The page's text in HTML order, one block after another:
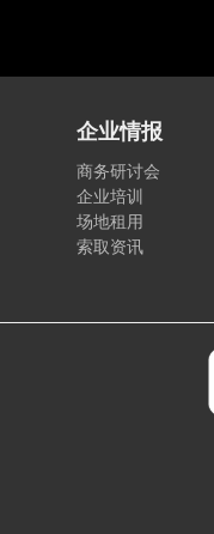
企业情报
商务研讨会
企业培训
场地租用
索取资讯